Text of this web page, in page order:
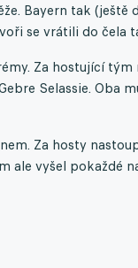
Bayern tak (ještě
se vrátili do čela
Za hostující tým
Selassie. Oba
Za hosty
ale vyšel pokaždé